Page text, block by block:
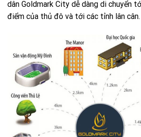
dân Goldmark City dễ dàng di chuyển
điểm của thủ đô và tới các tỉnh lân cân.